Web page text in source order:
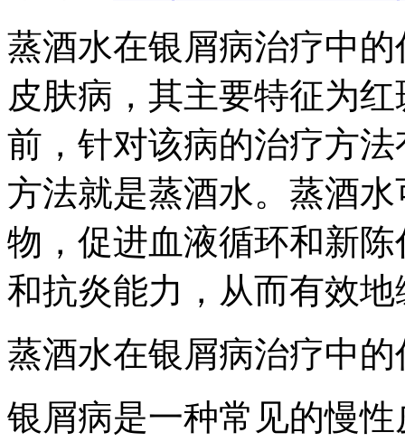
蒸酒水在银屑病治疗中
皮肤病，其主要特征为
前，针对该病的治疗方
方法就是蒸酒水。蒸酒
物，促进血液循环和新
和抗炎能力，从而有效
蒸酒水在银屑病治疗中的
银屑病是一种常见的慢